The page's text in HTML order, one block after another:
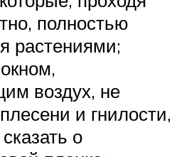
полностью
растениями;
воздух, не
и гнилости,
о